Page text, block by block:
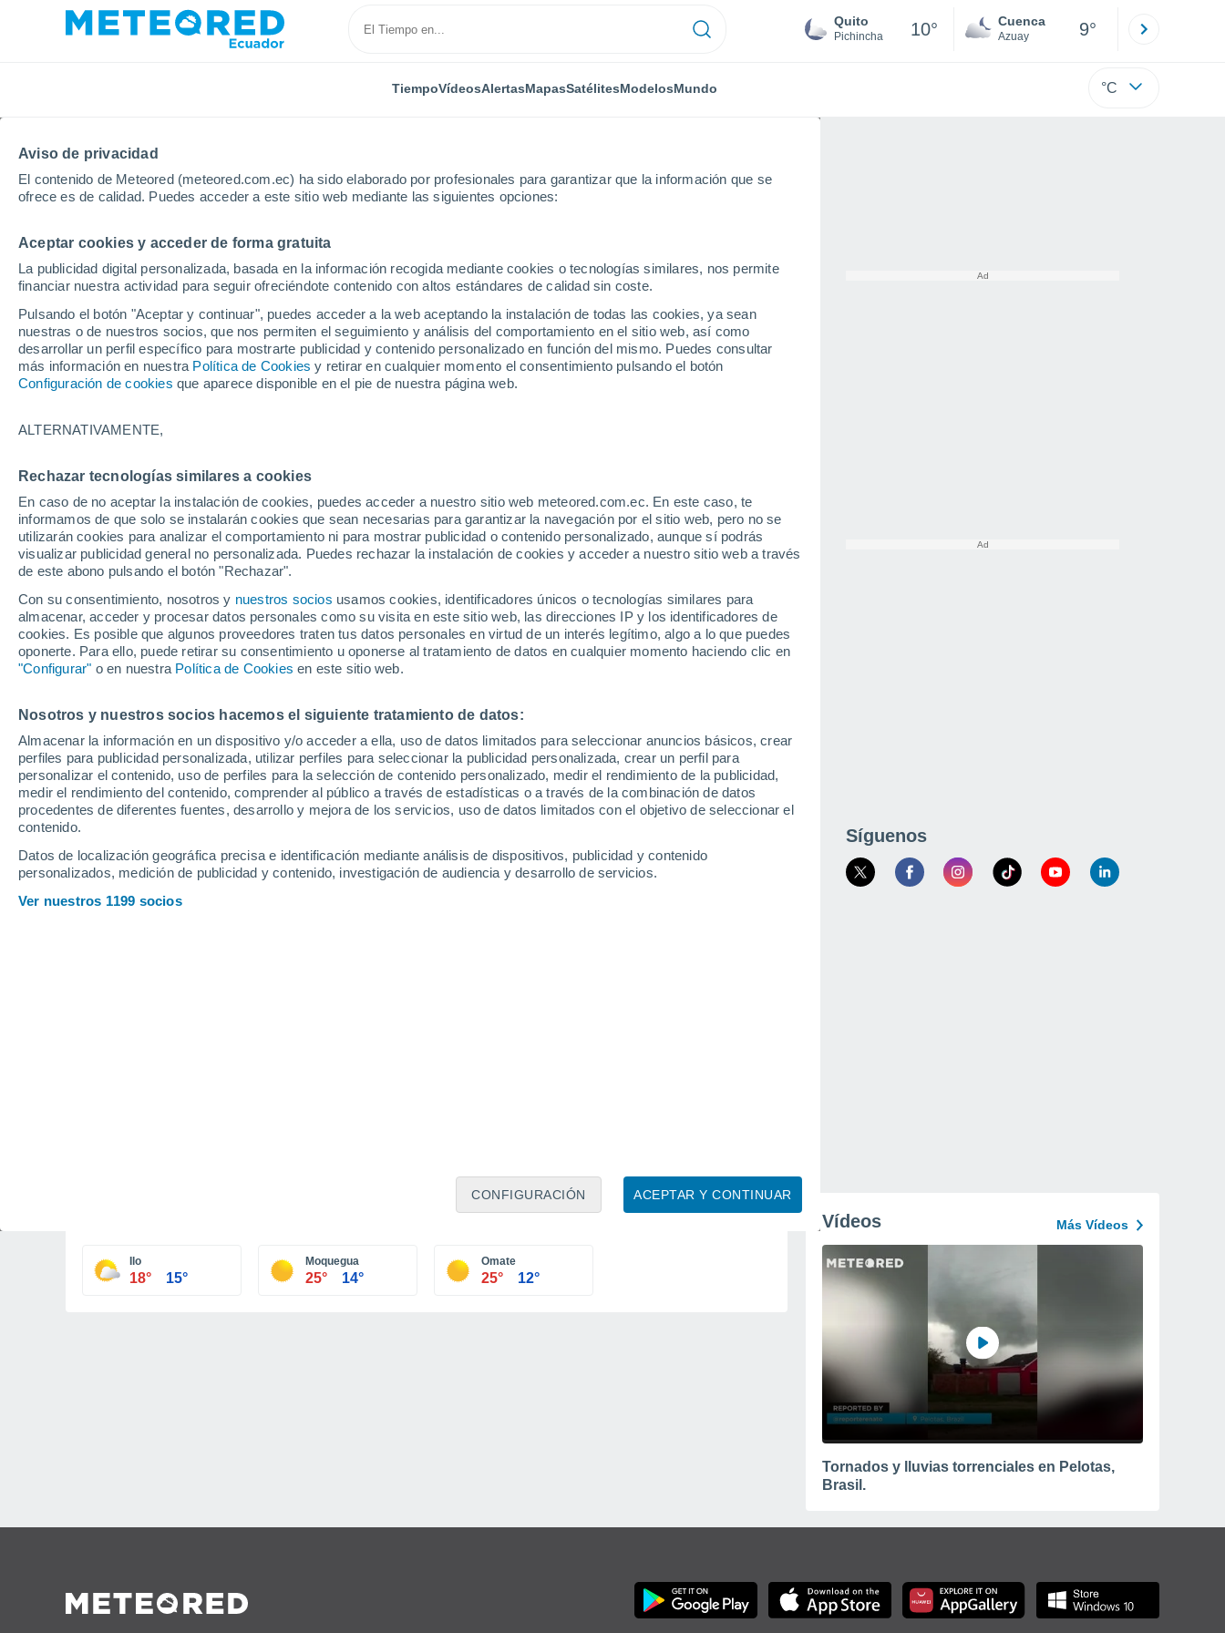
Aviso de privacidad
El contenido de Meteored (meteored.com.ec) ha sido elaborado por profesionales para garantizar que la información que se
ofrece es de calidad. Puedes acceder a este sitio web mediante las siguientes opciones:
Aceptar cookies y acceder de forma gratuita
La publicidad digital personalizada, basada en la información recogida mediante cookies o tecnologías similares, nos permite
financiar nuestra actividad para seguir ofreciéndote contenido con altos estándares de calidad sin coste.
Pulsando el botón "Aceptar y continuar", puedes acceder a la web aceptando la instalación de todas las cookies, ya sean
nuestras o de nuestros socios, que nos permiten el seguimiento y análisis del comportamiento en el sitio web, así como
desarrollar un perfil específico para mostrarte publicidad y contenido personalizado en función del mismo. Puedes consultar
más información en nuestra Política de Cookies y retirar en cualquier momento el consentimiento pulsando el botón
Configuración de cookies que aparece disponible en el pie de nuestra página web.
ALTERNATIVAMENTE,
Rechazar tecnologías similares a cookies
En caso de no aceptar la instalación de cookies, puedes acceder a nuestro sitio web meteored.com.ec. En este caso, te
informamos de que solo se instalarán cookies que sean necesarias para garantizar la navegación por el sitio web, pero no se
utilizarán cookies para analizar el comportamiento ni para mostrar publicidad o contenido personalizado, aunque sí podrás
visualizar publicidad general no personalizada. Puedes rechazar la instalación de cookies y acceder a nuestro sitio web a través
de este abono pulsando el botón "Rechazar".
Con su consentimiento, nosotros y nuestros socios usamos cookies, identificadores únicos o tecnologías similares para
almacenar, acceder y procesar datos personales como su visita en este sitio web, las direcciones IP y los identificadores de
cookies. Es posible que algunos proveedores traten tus datos personales en virtud de un interés legítimo, algo a lo que puedes
oponerte. Para ello, puede retirar su consentimiento u oponerse al tratamiento de datos en cualquier momento haciendo clic en
"Configurar" o en nuestra Política de Cookies en este sitio web.
Nosotros y nuestros socios hacemos el siguiente tratamiento de datos:
Almacenar la información en un dispositivo y/o acceder a ella, uso de datos limitados para seleccionar anuncios básicos, crear
perfiles para publicidad personalizada, utilizar perfiles para seleccionar la publicidad personalizada, crear un perfil para
personalizar el contenido, uso de perfiles para la selección de contenido personalizado, medir el rendimiento de la publicidad,
medir el rendimiento del contenido, comprender al público a través de estadísticas o a través de la combinación de datos
procedentes de diferentes fuentes, desarrollo y mejora de los servicios, uso de datos limitados con el objetivo de seleccionar el
contenido.
Datos de localización geográfica precisa e identificación mediante análisis de dispositivos, publicidad y contenido
personalizados, medición de publicidad y contenido, investigación de audiencia y desarrollo de servicios.
Ver nuestros 1199 socios
ACEPTAR Y CONTINUAR
CONFIGURACIÓN
Quito
Pichincha 10° Cuenca
Azuay 9°
TiempoVídeosAlertasMapasSatélitesModelosMundo °C
Inicio Perú Departamento de Moquegua
Tiempo en el Departamento de Moquegua
Hoy, 8 agosto Todo el día Símbolo
25°
15°
Ilo
25°
14°
Moquegua
Síguenos
Ilo
18° 15°
Moquegua
25° 14°
Omate
25° 12°
Vídeos Más Vídeos
Tornados y lluvias torrenciales en Pelotas,
Brasil.